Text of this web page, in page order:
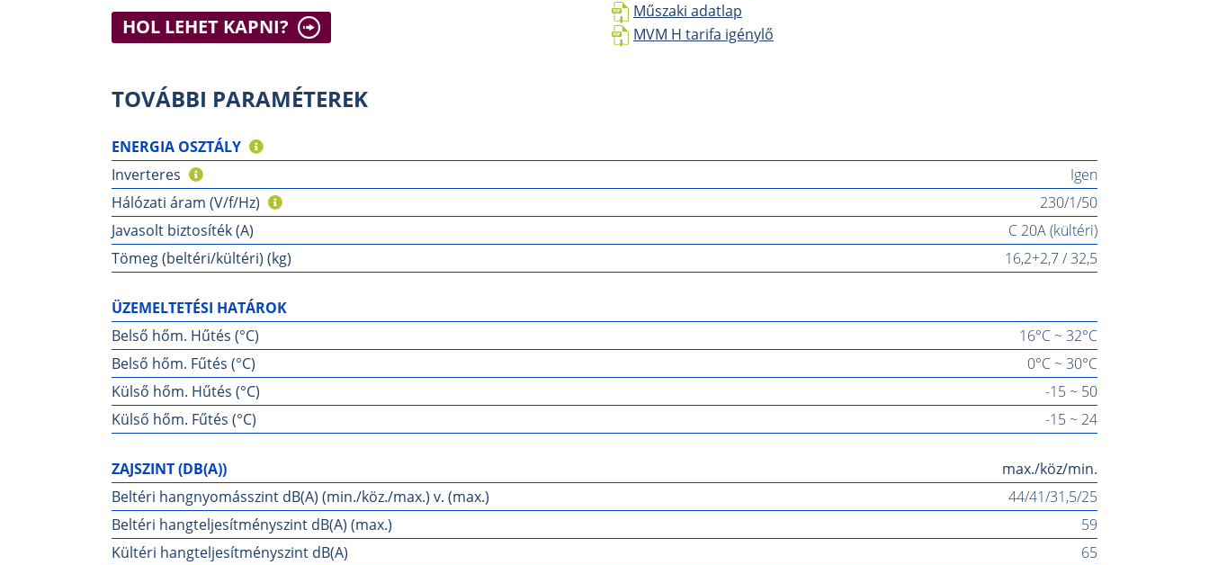
HOL LEHET KAPNI?
Műszaki adatlap
MVM H tarifa igénylő
TOVÁBBI PARAMÉTEREK
ENERGIA OSZTÁLY
Inverteres
Igen
Hálózati áram (V/f/Hz)
230/1/50
Javasolt biztosíték (A)
C 20A (kültéri)
Tömeg (beltéri/kültéri) (kg)
16,2+2,7 / 32,5
ÜZEMELTETÉSI HATÁROK
Belső hőm. Hűtés (°C)
16°C ~ 32°C
Belső hőm. Fűtés (°C)
0°C ~ 30°C
Külső hőm. Hűtés (°C)
-15 ~ 50
Külső hőm. Fűtés (°C)
-15 ~ 24
ZAJSZINT (DB(A))
max./köz/min.
Beltéri hangnyomásszint dB(A) (min./köz./max.) v. (max.)
44/41/31,5/25
Beltéri hangteljesítményszint dB(A) (max.)
59
Kültéri hangteljesítményszint dB(A)
65